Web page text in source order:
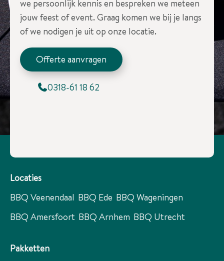
we persoonlijk kennis en bespreken we meteen
jouw feest of event. Graag komen we bij je langs
of we nodigen je uit op onze locatie.
Offerte aanvragen
0318-61 18 62
Locaties
BBQ Veenendaal BBQ Ede BBQ Wageningen
BBQ Amersfoort BBQ Arnhem BBQ Utrecht
Pakketten